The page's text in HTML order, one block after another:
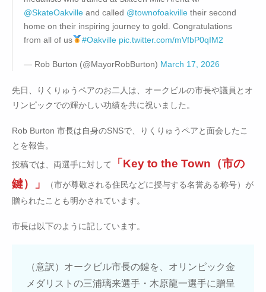
@SkateOakville and called @townofoakville their second
home on their inspiring journey to gold. Congratulations
from all of us
#Oakville pic.twitter.com/mVfbP0qIM2
— Rob Burton (@MayorRobBurton) March 17, 2026
先日、りくりゅうペアのお二人は、オークビルの市長や議員とオ
リンピックでの輝かしい功績を共に祝いました。
Rob Burton 市長は自身のSNSで、りくりゅうペアと面会したこ
とを報告。
投稿では、両選手に対して
「Key to the Town（市の
鍵）」
（市が尊敬される住民などに授与する名誉ある称号）が
贈られたことも明かされています。
市長は以下のように記しています。
（意訳）オークビル市長の鍵を、オリンピック金
メダリストの三浦璃来選手・木原龍一選手に贈呈